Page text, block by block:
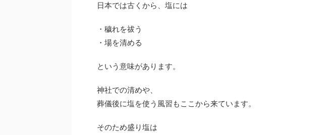
日本では古くから、塩には
・穢れを祓う
・場を清める
という意味があります。
神社での清めや、
葬儀後に塩を使う風習もここから来ています。
そのため盛り塩は